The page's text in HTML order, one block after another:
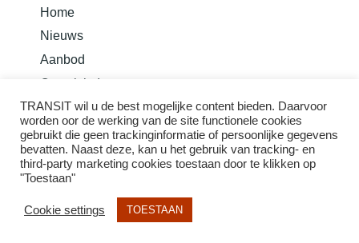
Home
Nieuws
Aanbod
Overzicht Instrumenten
Bouw je instrument
Basis Methode Taurom
TRANSIT wil u de best mogelijke content bieden. Daarvoor
worden oor de werking van de site functionele cookies
gebruikt die geen trackinginformatie of persoonlijke gegevens
bevatten. Naast deze, kan u het gebruik van tracking- en
third-party marketing cookies toestaan door te klikken op
"Toestaan"
Cookie settings TOESTAAN